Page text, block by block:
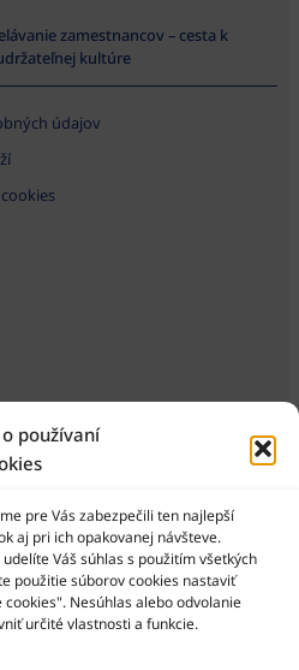
používaní
pre Vás zabezpečili ten najlepší
aj pri ich opakovanej návšteve.
Váš súhlas s použitím všetkých
použitie súborov cookies nastaviť
Nesúhlas alebo odvolanie
určité vlastnosti a funkcie.
zamestnancov – cesta k
kultúre
údajov
príspevková organizácia